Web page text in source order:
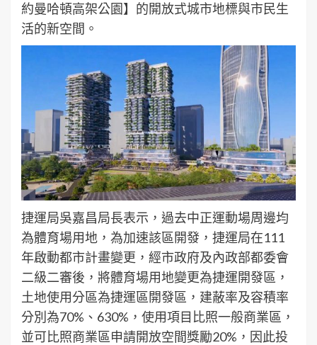
約曼哈頓高架公園】的開放式城市地標與市民生
活的新空間。
捷運局吳嘉昌局長表示，過去中正運動場周邊均
為體育場用地，為加速該區開發，捷運局在111
年啟動都市計畫變更，經市政府及內政部都委會
二級二審後，將體育場用地變更為捷運開發區，
土地使用分區為捷運區開發區，建蔽率及容積率
分別為70%、630%，使用項目比照一般商業區，
並可比照商業區申請開放空間獎勵20%，因此投